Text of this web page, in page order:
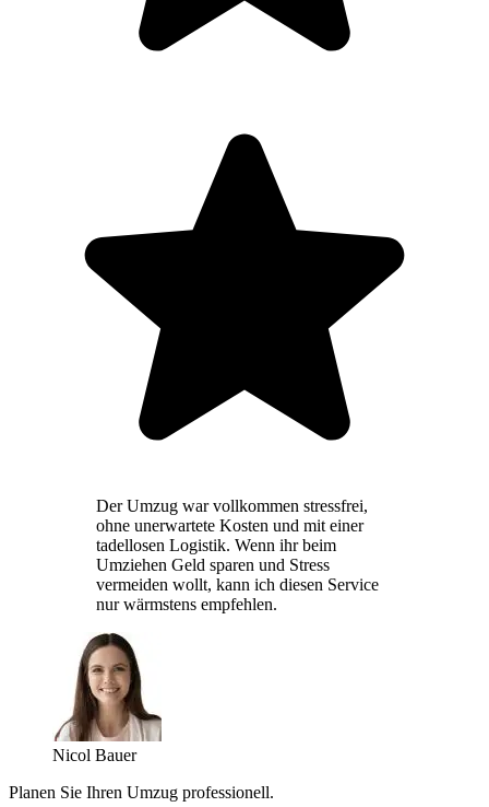
Der Umzug war vollkommen stressfrei,
ohne unerwartete Kosten und mit einer
tadellosen Logistik. Wenn ihr beim
Umziehen Geld sparen und Stress
vermeiden wollt, kann ich diesen Service
nur wärmstens empfehlen.
Nicol Bauer
Planen Sie Ihren Umzug professionell.